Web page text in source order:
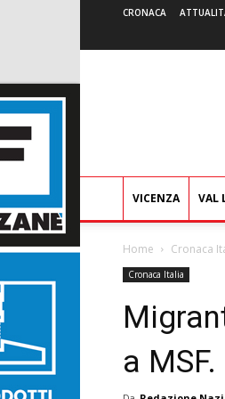
CRONACA
VICENZA VAL
Home Cronaca
Cronaca Italia
a